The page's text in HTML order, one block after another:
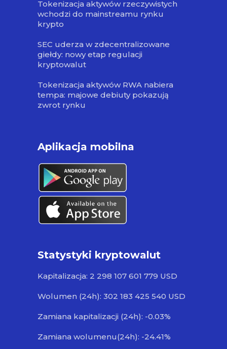
Tokenizacja aktywów rzeczywistych
wchodzi do mainstreamu rynku
krypto
SEC uderza w zdecentralizowane
giełdy: nowy etap regulacji
kryptowalut
Tokenizacja aktywów RWA nabiera
tempa: majowe debiuty pokazują
zwrot rynku
Aplikacja mobilna
Statystyki kryptowalut
Kapitalizacja: 2 298 107 601 779 USD
Wolumen (24h): 302 183 425 540 USD
Zamiana kapitalizacji (24h): -0.03%
Zamiana wolumenu(24h): -24.41%